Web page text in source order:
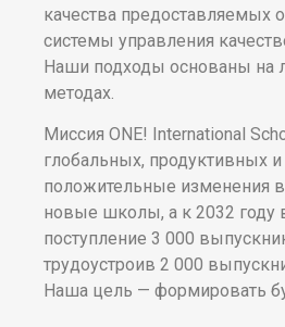
качества предоставляемых
системы управления
Наши подходы основаны на
методах.
Миссия ONE! International
глобальных, продуктивных
положительные изменения
новые школы, а к 2032 году
поступление 3 000
трудоустроив 2 000
Наша цель — формировать